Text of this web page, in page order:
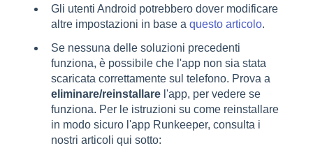
Gli utenti Android potrebbero dover modificare
altre impostazioni in base a questo articolo.
Se nessuna delle soluzioni precedenti
funziona, è possibile che l'app non sia stata
scaricata correttamente sul telefono. Prova a
eliminare/reinstallare l'app, per vedere se
funziona. Per le istruzioni su come reinstallare
in modo sicuro l'app Runkeeper, consulta i
nostri articoli qui sotto: